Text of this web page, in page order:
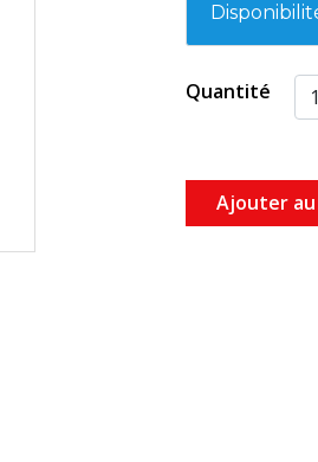
Quantité
Ajouter